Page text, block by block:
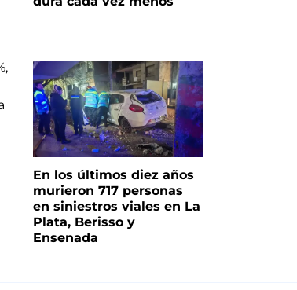
En los últimos diez años
murieron 717 personas
en siniestros viales en La
Plata, Berisso y
Ensenada